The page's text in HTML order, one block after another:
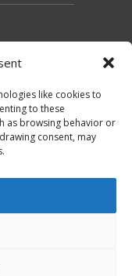
like cookies to
to these
as browsing behavior or
consent, may
enable this